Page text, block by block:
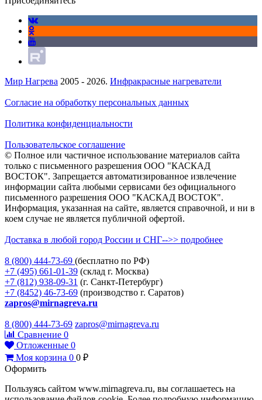
Мир Нагрева 2005 - 2026. Инфракрасные нагреватели
Согласие на обработку персональных данных
Политика конфиденциальности
Пользовательское соглашение
© Полное или частичное использование материалов сайта
только с письменного разрешения ООО "КАСКАД
ВОСТОК". Запрещается автоматизированное извлечение
информации сайта любыми сервисами без официального
письменного разрешения ООО "КАСКАД ВОСТОК".
Информация, указанная на сайте, является справочной, и ни в
коем случае не является публичной офертой.
Доставка в любой город России и СНГ-->> подробнее
8 (800) 444-73-69 (бесплатно по РФ)
+7 (495) 661-01-39 (склад г. Москва)
+7 (812) 938-09-31 (г. Санкт-Петербург)
+7 (8452) 46-73-69 (производство г. Саратов)
zapros@mirnagreva.ru
8 (800) 444-73-69 zapros@mirnagreva.ru
Сравнение 0
Отложенные 0
Моя корзина 0 0 ₽
Оформить
Пользуясь сайтом www.mirnagreva.ru, вы соглашаетесь на